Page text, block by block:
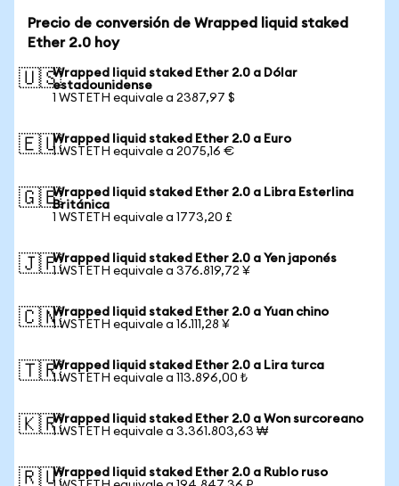
Precio de conversión de Wrapped liquid staked
Ether 2.0 hoy
🇺🇸Wrapped liquid staked Ether 2.0 a Dólar
estadounidense
1 WSTETH equivale a 2387,97 $
🇪🇺Wrapped liquid staked Ether 2.0 a Euro
1 WSTETH equivale a 2075,16 €
🇬🇧Wrapped liquid staked Ether 2.0 a Libra Esterlina
Británica
1 WSTETH equivale a 1773,20 £
🇯🇵Wrapped liquid staked Ether 2.0 a Yen japonés
1 WSTETH equivale a 376.819,72 ¥
🇨🇳Wrapped liquid staked Ether 2.0 a Yuan chino
1 WSTETH equivale a 16.111,28 ¥
🇹🇷Wrapped liquid staked Ether 2.0 a Lira turca
1 WSTETH equivale a 113.896,00 ₺
🇰🇷Wrapped liquid staked Ether 2.0 a Won surcoreano
1 WSTETH equivale a 3.361.803,63 ₩
🇷🇺Wrapped liquid staked Ether 2.0 a Rublo ruso